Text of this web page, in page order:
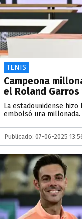
TENIS
Campeona
el Roland
La estadounidense
embolsó una millonada.
Publicado: 07-06-2025